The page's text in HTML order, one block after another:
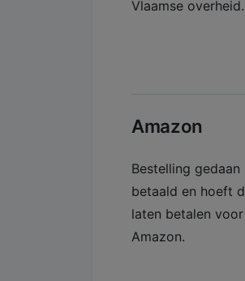
Vlaamse
Amazon
Bestelling
betaald en hoeft
laten betalen
Amazon.